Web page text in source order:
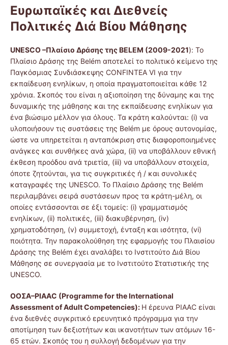
Ευρωπαϊκές και Διεθνείς
Πολιτικές Διά Βίου Μάθησης
UNESCO –Πλαίσιο Δράσης της BELEM (2009-2021): Το
Πλαίσιο Δράσης της Belém αποτελεί το πολιτικό κείμενο της
Παγκόσμιας Συνδιάσκεψης CONFINTEA VI για την
εκπαίδευση ενηλίκων, η οποία πραγματοποιείται κάθε 12
χρόνια. Σκοπός του είναι η αξιοποίηση της δύναμης και της
δυναμικής της μάθησης και της εκπαίδευσης ενηλίκων για
ένα βιώσιμο μέλλον για όλους. Τα κράτη καλούνται: (i) να
υλοποιήσουν τις συστάσεις της Belém με όρους αυτονομίας,
ώστε να υπηρετείται η ανταπόκριση στις διαφοροποιημένες
ανάγκες και συνθήκες ανά χώρα, (ii) να υποβάλλουν εθνική
έκθεση προόδου ανά τριετία, (iii) να υποβάλλουν στοιχεία,
όποτε ζητούνται, για τις συγκριτικές ή / και συνολικές
καταγραφές της UNESCO. Το Πλαίσιο Δράσης της Belém
περιλαμβάνει σειρά συστάσεων προς τα κράτη-μέλη, οι
οποίες εντάσσονται σε έξι τομείς: (i) γραμματισμός
ενηλίκων, (ii) πολιτικές, (iii) διακυβέρνηση, (iv)
χρηματοδότηση, (v) συμμετοχή, ένταξη και ισότητα, (vi)
ποιότητα. Την παρακολούθηση της εφαρμογής του Πλαισίου
Δράσης της Belém έχει αναλάβει το Ινστιτούτο Διά Βίου
Μάθησης σε συνεργασία με το Ινστιτούτο Στατιστικής της
UNESCO.
ΟΟΣΑ–PIAAC (ProgrammefortheInternational
AssessmentofAdultCompetencies): Η έρευνα PIAAC είναι
ένα διεθνές συγκριτικό ερευνητικό πρόγραμμα για την
αποτίμηση των δεξιοτήτων και ικανοτήτων των ατόμων 16-
65 ετών. Σκοπός του η συλλογή δεδομένων για την